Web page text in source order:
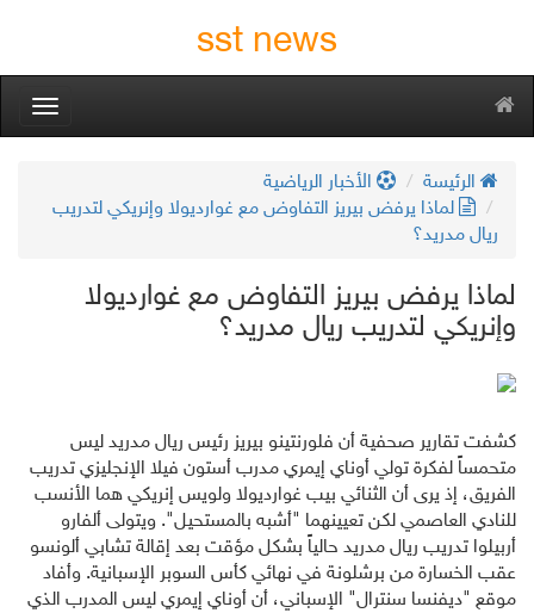
sst news
الرئيسة
الأخبار الرياضية
لماذا يرفض بيريز التفاوض مع غوارديولا وإنريكي لتدريب
ريال مدريد؟
لماذا يرفض بيريز التفاوض مع غوارديولا
وإنريكي لتدريب ريال مدريد؟
كشفت تقارير صحفية أن فلورنتينو بيريز رئيس ريال مدريد ليس
متحمساً لفكرة تولي أوناي إيمري مدرب أستون فيلا الإنجليزي تدريب
الفريق، إذ يرى أن الثنائي بيب غوارديولا ولويس إنريكي هما الأنسب
للنادي العاصمي لكن تعيينهما "أشبه بالمستحيل". ويتولى ألفارو
أربيلوا تدريب ريال مدريد حالياً بشكل مؤقت بعد إقالة تشابي ألونسو
عقب الخسارة من برشلونة في نهائي كأس السوبر الإسبانية. وأفاد
موقع "ديفنسا سنترال" الإسباني، أن أوناي إيمري ليس المدرب الذي